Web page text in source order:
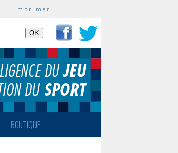
| Imprimer
BOUTIQUE